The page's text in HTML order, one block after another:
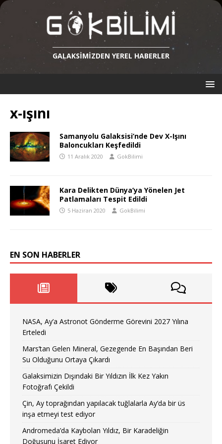
GALAKSIMIZDEN YEREL HABERLER
x-ışını
Samanyolu Galaksisi’nde Dev X-Işını
Baloncukları Keşfedildi
11 Aralık 2020 GokBilimi
Kara Delikten Dünya’ya Yönelen Jet
Patlamaları Tespit Edildi
5 Haziran 2020 GokBilimi
EN SON HABERLER
NASA, Ay’a Astronot Gönderme Görevini 2027 Yılına
Erteledi
Mars’tan Gelen Mineral, Gezegende En Başından Beri
Su Olduğunu Ortaya Çıkardı
Galaksimizin Dışındaki Bir Yıldızın İlk Kez Yakın
Fotoğrafı Çekildi
Çin, Ay toprağından yapılacak tuğlalarla Ay’da bir üs
inşa etmeyi test ediyor
Andromeda’da Kaybolan Yıldız, Bir Karadeliğin
Doğuşunu İşaret Ediyor